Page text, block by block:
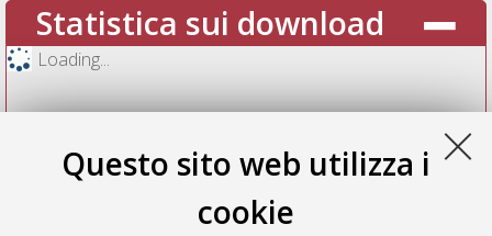
Questo sito web utilizza i
cookie
Statistica sui download
Loading...